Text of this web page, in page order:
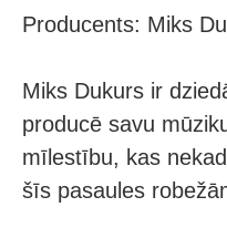
Producents: Miks
Miks Dukurs ir
producē savu
mīlestību, kas
šīs pasaules